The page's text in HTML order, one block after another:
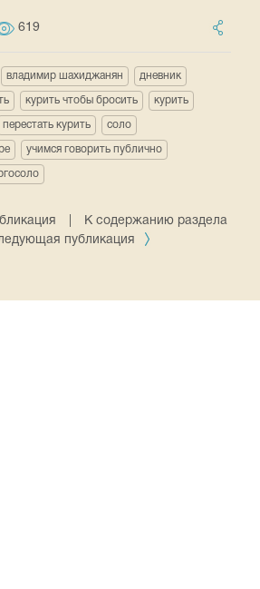
619
владимир шахиджанян дневник
курить чтобы бросить курить
перестать курить соло
учимся говорить публично
К содержанию раздела
публикация